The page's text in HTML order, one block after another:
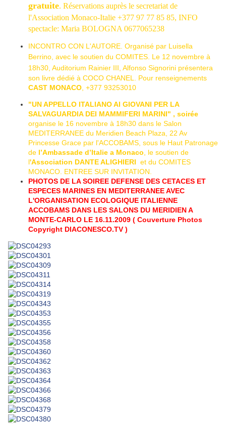
gratuite. Réservations auprès le secretariat de
l'Association Monaco-Italie +377 97 77 85 85, INFO
spectacle: Maria BOLOGNA 0677065238
INCONTRO CON L'AUTORE. Organisé par Luisella
Berrino, avec le soutien du COMITES. Le 12 novembre à
18h30, Auditorium Rainier III, Alfonso Signorini présentera
son livre dédié à COCO CHANEL. Pour renseignements
CAST MONACO , +377 93253010
"UN APPELLO ITALIANO AI GIOVANI PER LA
SALVAGUARDIA DEI MAMMIFERI MARINI" , soirée
organise le 16 novembre à 18h30 dans le Salon
MEDITERRANEE du Meridien Beach Plaza, 22 Av
Princesse Grace par l'ACCOBAMS, sous le Haut Patronage
de l’Ambassade d’Italie a Monaco , le soutien de
l'Association DANTE ALIGHIERI et du COMITES
MONACO. ENTREE SUR INVITATION.
PHOTOS DE LA SOIREE DEFENSE DES CETACES ET
ESPECES MARINES EN MEDITERRANEE AVEC
L'ORGANISATION ECOLOGIQUE ITALIENNE
ACCOBAMS DANS LES SALONS DU MERIDIEN A
MONTE-CARLO LE 16.11.2009 ( Couverture Photos
Copyright DIACONESCO.TV )